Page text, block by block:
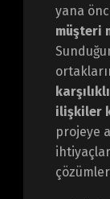
yana
müşteri
ilişkiler
projeye